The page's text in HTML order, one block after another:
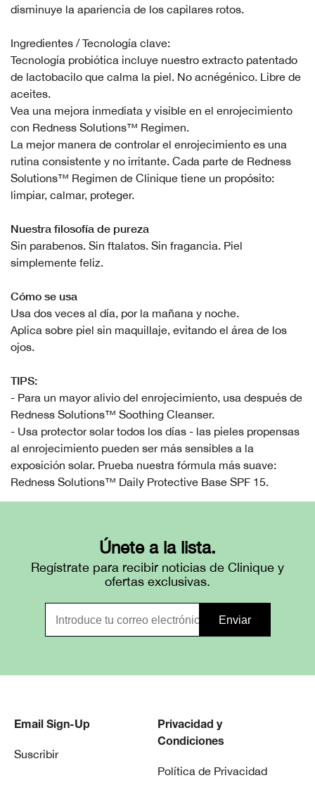
disminuye la apariencia de los capilares rotos.
Ingredientes / Tecnología clave:
Tecnología probiótica incluye nuestro extracto patentado
de lactobacilo que calma la piel. No acnégénico. Libre de
aceites.
Vea una mejora inmediata y visible en el enrojecimiento
con Redness Solutions™ Regimen.
La mejor manera de controlar el enrojecimiento es una
rutina consistente y no irritante. Cada parte de Redness
Solutions™ Regimen de Clinique tiene un propósito:
limpiar, calmar, proteger.
Nuestra filosofía de pureza
Sin parabenos. Sin ftalatos. Sin fragancia. Piel
simplemente feliz.
Cómo se usa
Usa dos veces al día, por la mañana y noche.
Aplica sobre piel sin maquillaje, evitando el área de los
ojos.
TIPS:
- Para un mayor alivio del enrojecimiento, usa después de
Redness Solutions™ Soothing Cleanser.
- Usa protector solar todos los días - las pieles propensas
al enrojecimiento pueden ser más sensibles a la
exposición solar. Prueba nuestra fórmula más suave:
Redness Solutions™ Daily Protective Base SPF 15.
Únete a la lista.
Regístrate para recibir noticias de Clinique y
ofertas exclusivas.
Email Sign-Up
Suscribir
Privacidad y
Condiciones
Política de Privacidad